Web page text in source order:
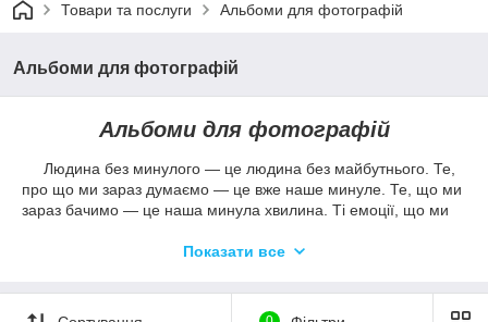
Товари та послуги Альбоми для фотографій
Альбоми для фотографій
Альбоми для фотографій
Людина без минулого ― це людина без майбутнього. Те,
про що ми зараз думаємо ― це вже наше минуле. Те, що ми
зараз бачимо ― це наша минула хвилина. Ті емоції, що ми
відбувається ― це вже наше минуле.
Показати все